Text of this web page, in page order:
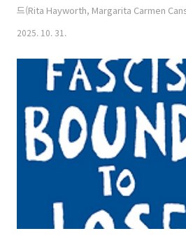
드(Rita Hayworth, Margarita Carmen
19870514)가 찰스 바이더(Charles Vidor) 감
츠(Allan Roberts, 19050312 ~ 19660114)
Fisher, 19150502 ~20030115)가 만들었다.
시스코 대지진, UK 출신의 캐나다 작가 로버
2025. 10. 31.